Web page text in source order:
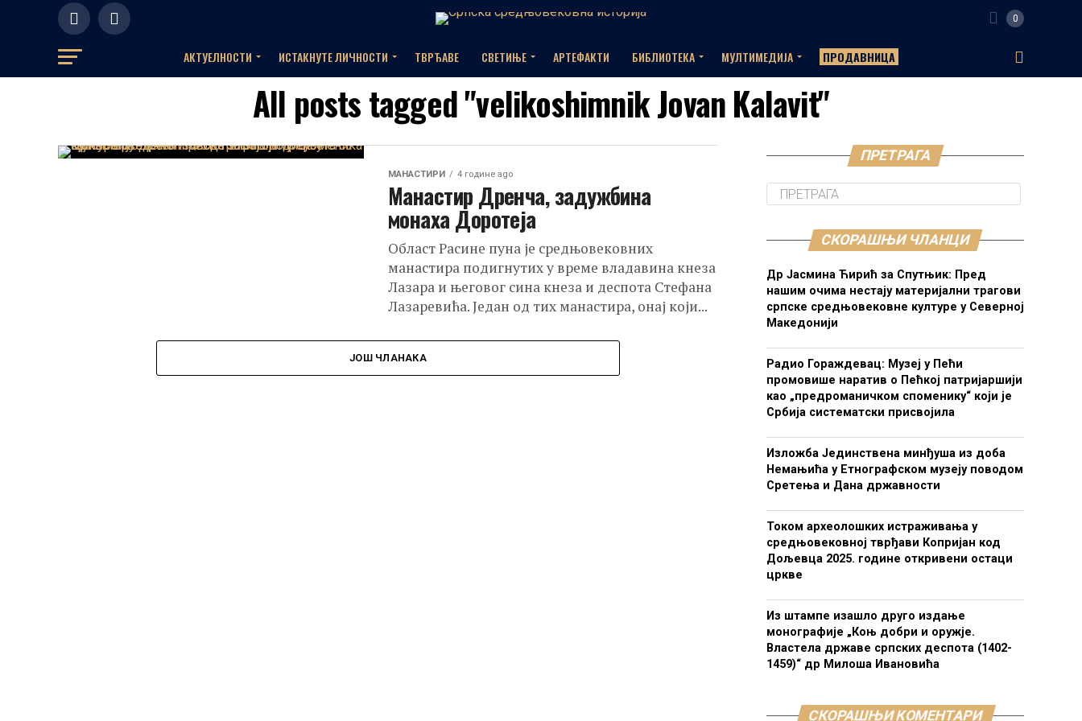
0
АКТУЕЛНOСТИ ИСТАКНУТЕ ЛИЧНОСТИ ТВРЂАВЕ СВЕТИЊЕ АРТЕФАКТИ БИБЛИОТЕКА МУЛТИМЕДИЈА ПРОДАВНИЦА
All posts tagged "velikoshimnik Jovan Kalavit"
МАНАСТИРИ 4 године ago
Манастир Дренча, задужбина
монаха Доротеја
Област Расине пуна је средњовековних
манастира подигнутих у време владавина кнеза
Лазара и његовог сина кнеза и деспота Стефана
Лазаревића. Један од тих манастира, онај који...
ЈОШ ЧЛАНАКА
ПРЕТРАГА
СКОРАШЊИ ЧЛАНЦИ
Др Јасмина Ћирић за Спутњик: Пред
нашим очима нестају материјални трагови
српске средњовековне културе у Северној
Македонији
Радио Гораждевац: Музеј у Пећи
промовише наратив о Пећкој патријаршији
као „предроманичком споменику“ који је
Србија систематски присвојила
Изложба Јединствена минђуша из доба
Немањића у Етнографском музеју поводом
Сретења и Дана државности
Током археолошких истраживања у
средњовековној тврђави Копријан код
Дољевца 2025. године откривени остаци
цркве
Из штампе изашло друго издање
монографије „Коњ добри и оружје.
Властела државе српских деспота (1402-
1459)“ др Милоша Ивановића
СКОРАШЊИ КОМЕНТАРИ